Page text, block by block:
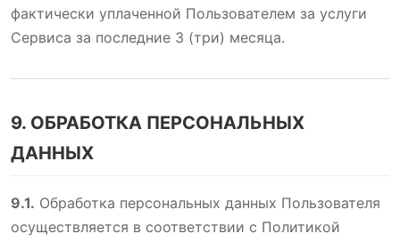
фактически уплаченной Пользователем за услуги
Сервиса за последние 3 (три) месяца.
9. ОБРАБОТКА ПЕРСОНАЛЬНЫХ
ДАННЫХ
9.1. Обработка персональных данных Пользователя
осуществляется в соответствии с Политикой